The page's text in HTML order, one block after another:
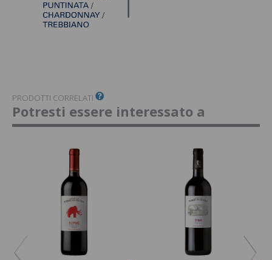
PRODOTTI CORRELATI
Potresti essere interessato a